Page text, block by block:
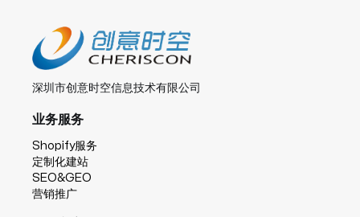
深圳市创意时空信息技术有限公司
业务服务
Shopify服务
定制化建站
SEO&GEO
营销推广